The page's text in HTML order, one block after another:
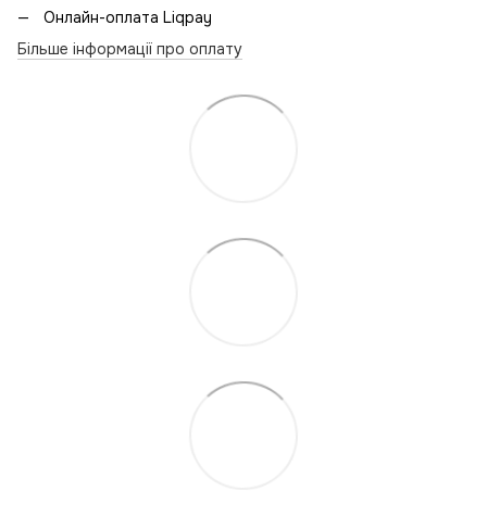
Онлайн-оплата Liqpay
Більше інформації про оплату